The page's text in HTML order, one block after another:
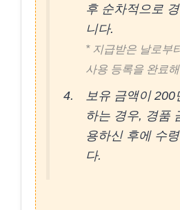
후 순차적으로
니다.
* 지급받은 날로부
사용 등록을 완료
보유 금액이 200
하는 경우, 경품
용하신 후에 수
다.